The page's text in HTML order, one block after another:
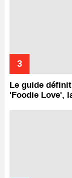
Le guide
'Foodie Love',